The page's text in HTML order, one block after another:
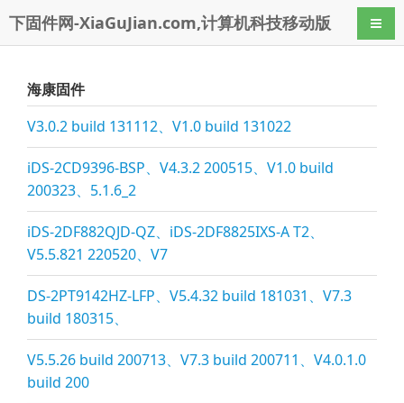
下固件网-XiaGuJian.com,计算机科技移动版 导航
海康固件
V3.0.2 build 131112、V1.0 build 131022
iDS-2CD9396-BSP、V4.3.2 200515、V1.0 build
200323、5.1.6_2
iDS-2DF882QJD-QZ、iDS-2DF8825IXS-A T2、
V5.5.821 220520、V7
DS-2PT9142HZ-LFP、V5.4.32 build 181031、V7.3
build 180315、
V5.5.26 build 200713、V7.3 build 200711、V4.0.1.0
build 200